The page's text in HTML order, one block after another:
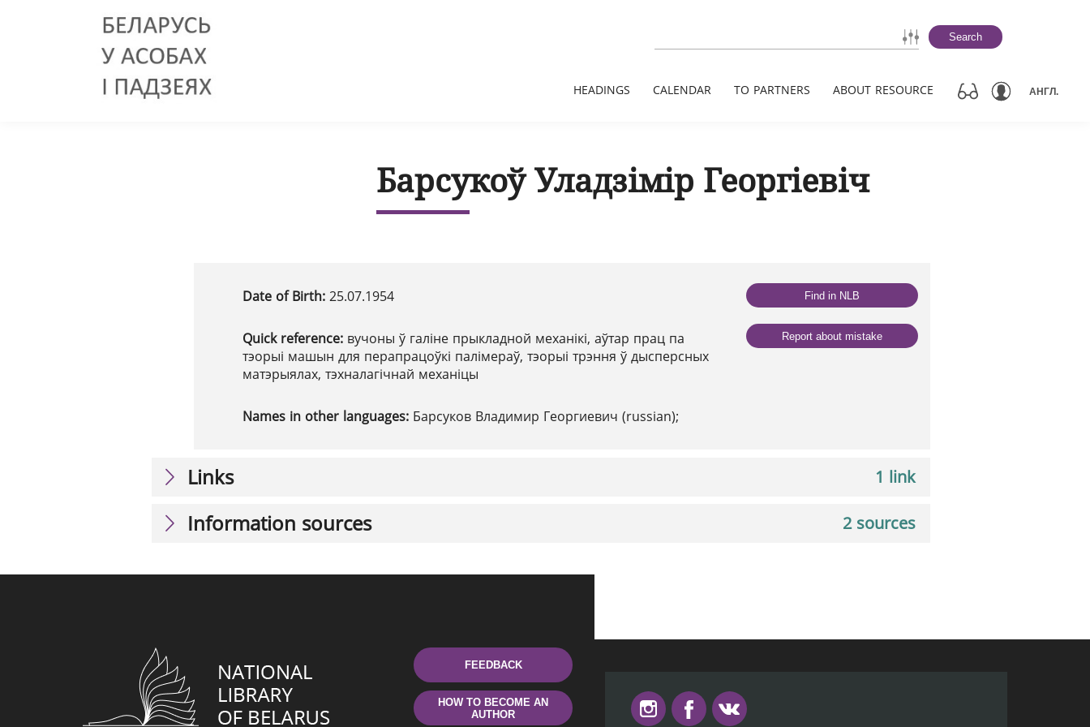
Search
HEADINGS CALENDAR TO PARTNERS ABOUT RESOURCE АНГЛ.
Барсукоў Уладзімір Георгіевіч
Date of Birth: 25.07.1954
Quick reference: вучоны ў галіне прыкладной механікі, аўтар прац па
тэорыі машын для перапрацоўкі палімераў, тэорыі трэння ў дысперсных
матэрыялах, тэхналагічнай механіцы
Names in other languages: Барсуков Владимир Георгиевич (russian);
Find in NLB
Report about mistake
1 link
Links
2 sources
Information sources
FEEDBACK
HOW TO BECOME AN
AUTHOR